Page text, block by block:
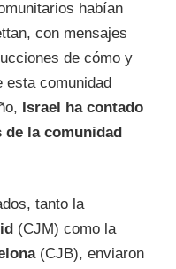
habían
con mensajes
de cómo y
esta comunidad
Israel ha contado
de la comunidad
tanto la
(CJM) como la
(CJB), enviaron